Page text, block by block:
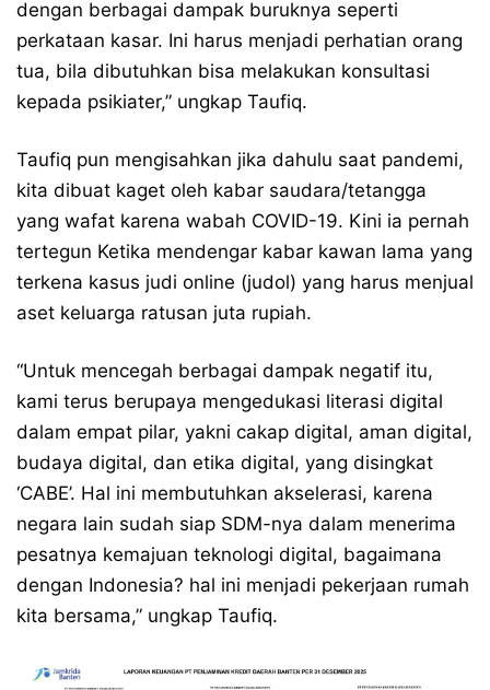
dengan berbagai dampak buruknya seperti
perkataan kasar. Ini harus menjadi perhatian orang
tua, bila dibutuhkan bisa melakukan konsultasi
kepada psikiater,” ungkap Taufiq.
Taufiq pun mengisahkan jika dahulu saat pandemi,
kita dibuat kaget oleh kabar saudara/tetangga
yang wafat karena wabah COVID-19. Kini ia pernah
tertegun Ketika mendengar kabar kawan lama yang
terkena kasus judi online (judol) yang harus menjual
aset keluarga ratusan juta rupiah.
“Untuk mencegah berbagai dampak negatif itu,
kami terus berupaya mengedukasi literasi digital
dalam empat pilar, yakni cakap digital, aman digital,
budaya digital, dan etika digital, yang disingkat
‘CABE’. Hal ini membutuhkan akselerasi, karena
negara lain sudah siap SDM-nya dalam menerima
pesatnya kemajuan teknologi digital, bagaimana
dengan Indonesia? hal ini menjadi pekerjaan rumah
kita bersama,” ungkap Taufiq.